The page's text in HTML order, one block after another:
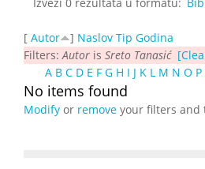
[ Autor ] Naslov Tip Godina
Filters: Autor is Sreto Tanasić
A B C D E F G H I J K L M N O P
No items found
Modify or remove your filters and